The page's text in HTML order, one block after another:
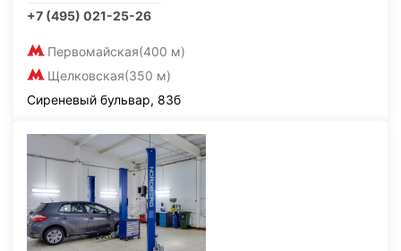
+7 (495) 021-25-26
Первомайская(400 м)
Щелковская(350 м)
Сиреневый бульвар, 83б